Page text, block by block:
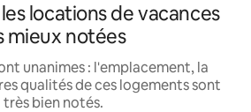
locations de vacances
mieux notées
unanimes : l'emplacement, la
qualités de ces logements sont
très bien notés.